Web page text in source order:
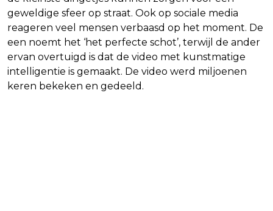
geweldige sfeer op straat. Ook op sociale media
reageren veel mensen verbaasd op het moment. De
een noemt het ‘het perfecte schot’, terwijl de ander
ervan overtuigd is dat de video met kunstmatige
intelligentie is gemaakt. De video werd miljoenen
keren bekeken en gedeeld.